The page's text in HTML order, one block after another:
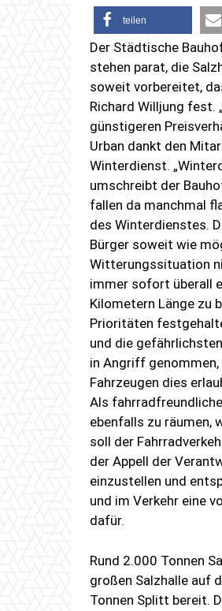
teilen
Der Städtische
stehen parat, die
soweit vorbereitet,
Richard Willjung fest.
günstigeren
Urban dankt den
Winterdienst.
umschreibt der
fallen da manchmal
des Winterdienstes.
Bürger soweit wie
Witterungssituation
immer sofort überall
Kilometern Länge zu
Prioritäten
und die
in Angriff
Fahrzeugen dies
Als
ebenfalls zu räumen,
soll der
der Appell der
einzustellen und
und im Verkehr eine
dafür.
Rund 2.000 Tonnen
großen Salzhalle auf
Tonnen Splitt bereit.